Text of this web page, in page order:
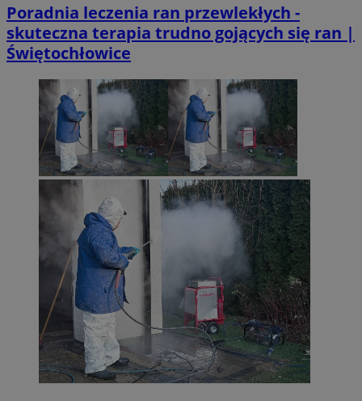
Poradnia leczenia ran przewlekłych -
skuteczna terapia trudno gojących się ran |
Świętochłowice